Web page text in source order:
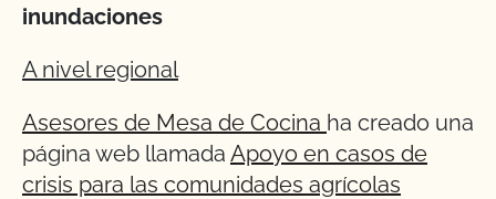
inundaciones
A nivel regional
Asesores de Mesa de Cocina ha creado una
página web llamada Apoyo en casos de
crisis para las comunidades agrícolas